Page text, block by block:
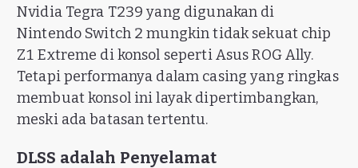
Nvidia Tegra T239 yang digunakan di
Nintendo Switch 2 mungkin tidak sekuat chip
Z1 Extreme di konsol seperti Asus ROG Ally.
Tetapi performanya dalam casing yang ringkas
membuat konsol ini layak dipertimbangkan,
meski ada batasan tertentu.
DLSS adalah Penyelamat